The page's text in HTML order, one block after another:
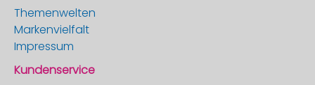
Themenwelten
Markenvielfalt
Impressum
Kundenservice